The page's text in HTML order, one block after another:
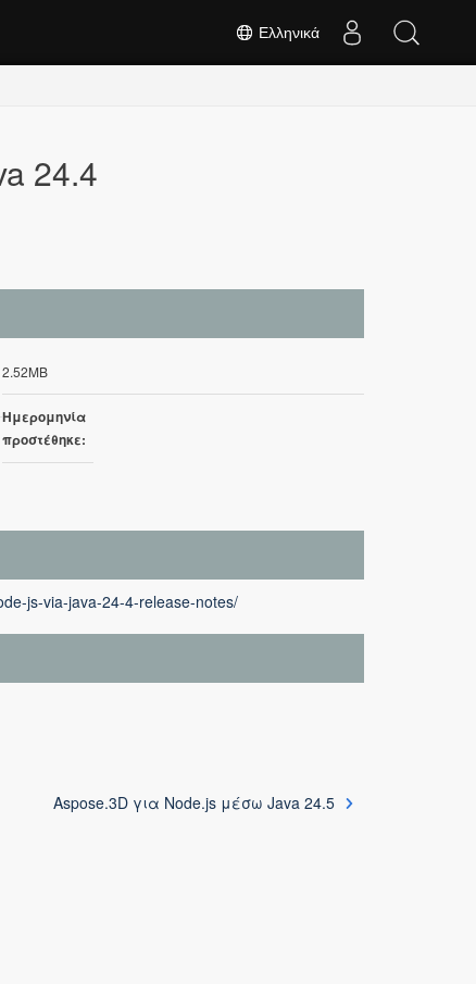
Ελληνικά
24.4
2.52MB
Ημερομηνία
προστέθηκε:
js-via-java-24-4-release-notes/
Aspose.3D για Node.js μέσω Java 24.5